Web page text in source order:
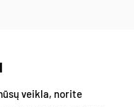
veikla, norite